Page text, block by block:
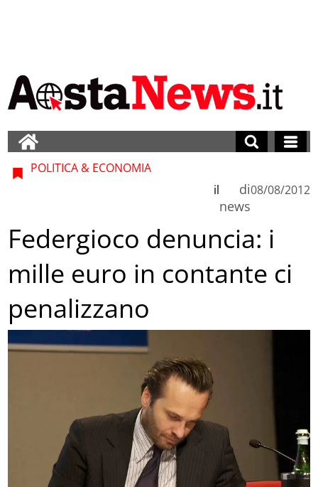
POLITICA & ECONOMIA
di
news
il 08/08/2012
Federgioco denuncia: i
mille euro in contante ci
penalizzano